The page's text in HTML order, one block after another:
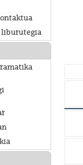
liburutegia